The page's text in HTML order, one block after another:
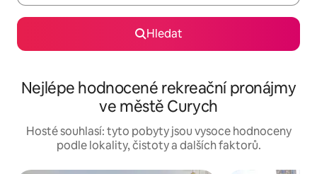
Hledat
Nejlépe hodnocené rekreační pronájmy
ve městě Curych
Hosté souhlasí: tyto pobyty jsou vysoce hodnoceny
podle lokality, čistoty a dalších faktorů.